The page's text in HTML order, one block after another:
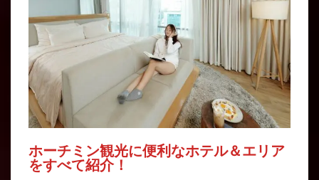
ホーチミン観光に便利なホテル＆エリア
をすべて紹介！